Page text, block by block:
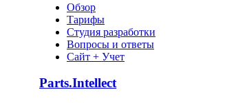
Обзор
Тарифы
Студия разработки
Вопросы и ответы
Сайт + Учет
Parts.Intellect